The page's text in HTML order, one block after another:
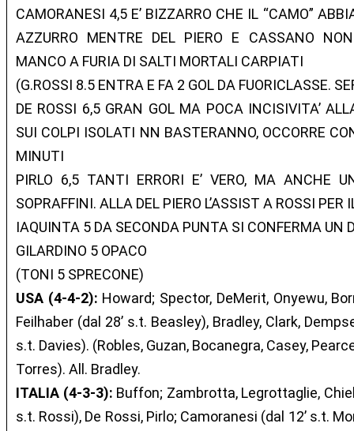
CAMORANESI 4,5 E’ BIZZARRO CHE IL “CAMO”
AZZURRO MENTRE DEL PIERO E CASSANO
MANCO A FURIA DI SALTI MORTALI CARPIATI
(G.ROSSI 8.5 ENTRA E FA 2 GOL DA FUORICLASSE.
DE ROSSI 6,5 GRAN GOL MA POCA INCISIVITA’
SUI COLPI ISOLATI NN BASTERANNO, OCCORRE
MINUTI
PIRLO 6,5 TANTI ERRORI E’ VERO, MA ANCHE
SOPRAFFINI. ALLA DEL PIERO L’ASSIST A ROSSI PER
IAQUINTA 5 DA SECONDA PUNTA SI CONFERMA UN
GILARDINO 5 OPACO
(TONI 5 SPRECONE)
USA (4-4-2): Howard; Spector, DeMerit, Onyewu,
Feilhaber (dal 28’ s.t. Beasley), Bradley, Clark,
s.t. Davies). (Robles, Guzan, Bocanegra, Casey,
Torres). All. Bradley.
ITALIA (4-3-3): Buffon; Zambrotta, Legrottaglie,
s.t. Rossi), De Rossi, Pirlo; Camoranesi (dal 12’ s.t.